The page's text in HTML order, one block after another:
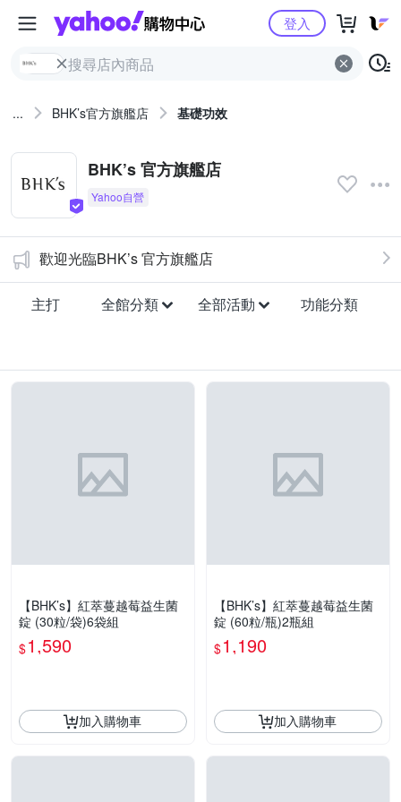
Yahoo購物中心
登入
... BHK’s官方旗艦店 基礎功效
BHK’s 官方旗艦店
歡迎光臨BHK’s 官方旗艦店
主打 全館分類 全部活動 功能分類
【BHK’s】紅萃蔓越莓益生菌
錠 (30粒/袋)6袋組
$1,590
加入購物車
【BHK’s】紅萃蔓越莓益生菌
錠 (60粒/瓶)2瓶組
$1,190
加入購物車